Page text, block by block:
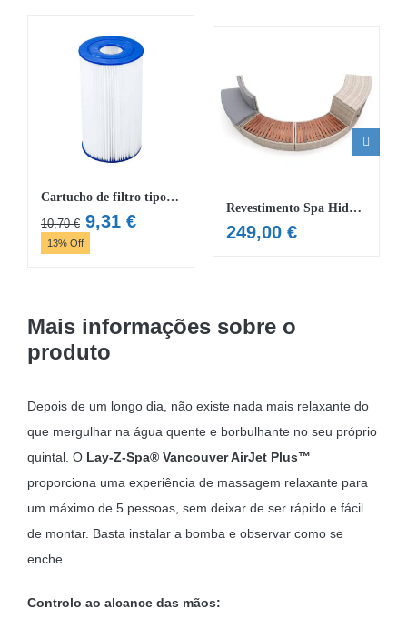
Cartucho de filtro tipo IV Flowclear
10,70€ O
9,31 €O
13% Off
Revestimento Spa Hidromassagem “Half Surround 180”
249,00 €
Mais informações sobre o
produto
Depois de um longo dia, não existe nada mais relaxante do
que mergulhar na água quente e borbulhante no seu próprio
quintal. O Lay-Z-Spa® Vancouver AirJet Plus™
proporciona uma experiência de massagem relaxante para
um máximo de 5 pessoas, sem deixar de ser rápido e fácil
de montar. Basta instalar a bomba e observar como se
enche.
Controlo ao alcance das mãos: